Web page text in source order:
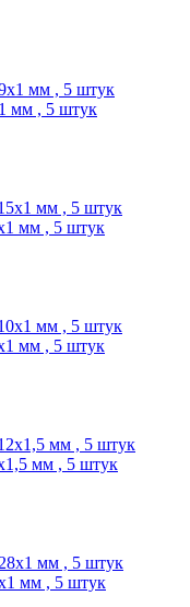
мм , 5 штук
мм , 5 штук
мм , 5 штук
мм , 5 штук
мм , 5 штук